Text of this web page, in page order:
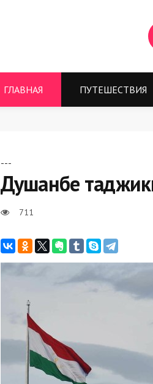
ГЛАВНАЯ ПУТЕШЕСТВИЯ
---
Душанбе
711